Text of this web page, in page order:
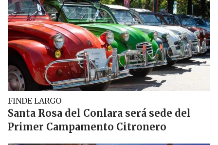
FINDE LARGO
Santa Rosa del Conlara será sede del
Primer Campamento Citronero